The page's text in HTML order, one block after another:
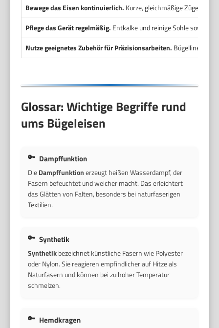
Bewege das Eisen kontinuierlich. Kurze, gleichmäßige Züge
Pflege das Gerät regelmäßig. Entkalke und reinige Sohle sowie
Nutze geeignetes Zubehör für Präzisionsarbeiten. Bügellineal,
Glossar: Wichtige Begriffe rund
ums Bügeleisen
Dampffunktion
DieDampffunktionerzeugt heißen Wasserdampf, der
Fasern befeuchtet und weicher macht. Das erleichtert
das Glätten von Falten, besonders bei naturfaserigen
Textilien.
Synthetik
Synthetikbezeichnet künstliche Fasern wie Polyester
oder Nylon. Sie reagieren empfindlicher auf Hitze als
Naturfasern und können bei zu hoher Temperatur
schmelzen.
Hemdkragen